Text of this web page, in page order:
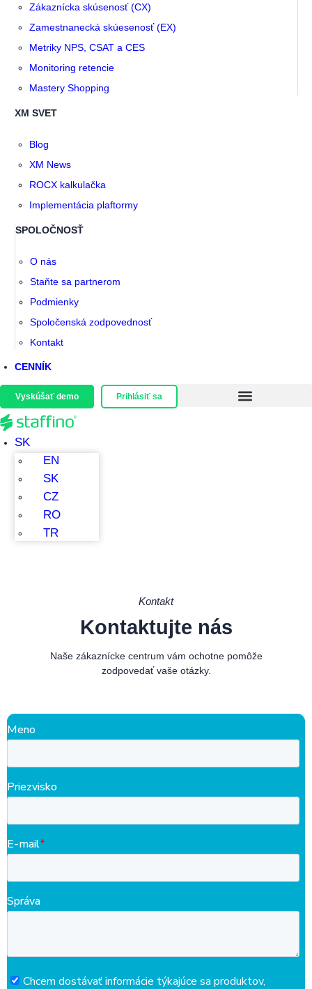
Zákaznícka skúsenosť (CX)
Zamestnanecká skúesenosť (EX)
Metriky NPS, CSAT a CES
Monitoring retencie
Mastery Shopping
XM SVET
Blog
XM News
ROCX kalkulačka
Implementácia plaftormy
SPOLOČNOSŤ
O nás
Staňte sa partnerom
Podmienky
Spoločenská zodpovednosť
Kontakt
CENNÍK
Vyskúšať demo Prihlásiť sa
Menu
SK
EN
SK
CZ
RO
TR
Kontakt
Kontaktujte nás
Naše zákaznícke centrum vám ochotne pomôže
zodpovedať vaše otázky.